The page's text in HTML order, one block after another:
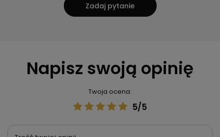
Zadaj pytanie
Napisz swoją opinię
Twoja ocena:
5/5